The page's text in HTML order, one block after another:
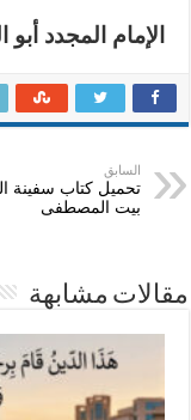
الإمام المجدد أبو
السابق
تحميل كتاب سفينة
بيت المصطفى
مقالات مشابهة